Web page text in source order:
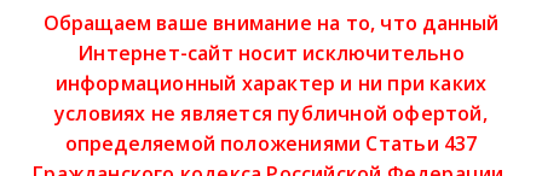
Обращаем ваше внимание на то, что данный
Интернет-сайт носит исключительно
информационный характер и ни при каких
условиях не является публичной офертой,
определяемой положениями Статьи 437